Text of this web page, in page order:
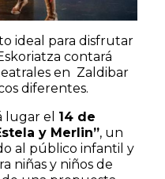
ideal para disfrutar
contará
en Zaldibar
diferentes.
lugar el 14 de
y Merlin”, un
al público infantil y
niñas y niños de